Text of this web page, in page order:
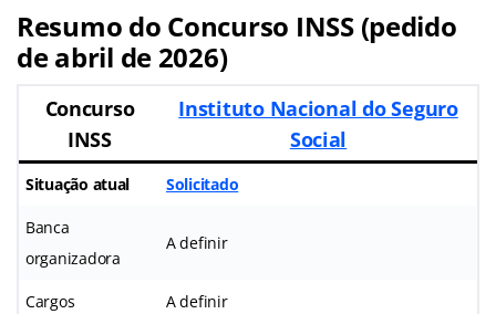
Resumo do Concurso INSS (pedido
de abril de 2026)
Concurso
INSS
Instituto Nacional do Seguro
Social
Situação atual Solicitado
Banca
organizadora
A definir
Cargos A definir